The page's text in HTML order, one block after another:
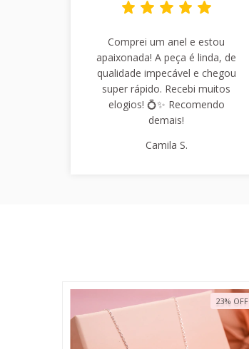
Comprei um anel e estou
apaixonada! A peça é linda, de
qualidade impecável e chegou
super rápido. Recebi muitos
elogios! 💍✨ Recomendo
demais!
Camila S.
23% OFF